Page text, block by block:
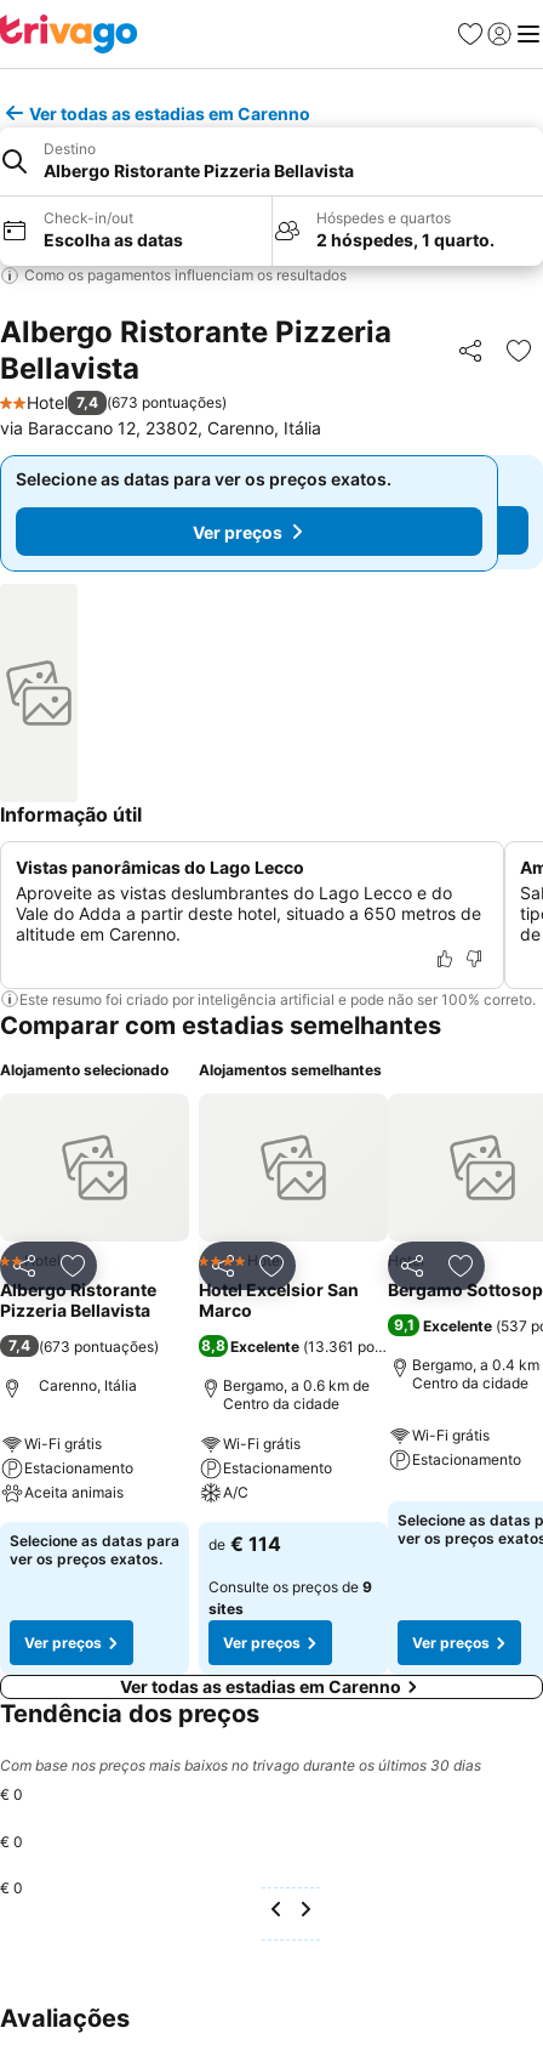
Favoritos
Iniciar
Ver todas as estadias em Carenno
Destino
Albergo Ristorante Pizzeria Bellavista
Check-in/out
Escolha as datas
Hóspedes e quartos
2 hóspedes, 1 quarto.
Como os pagamentos influenciam os resultados
Albergo Ristorante Pizzeria
Bellavista
Partilhar
2 Estrelas
Hotel 7,4 (673 pontuações)
via Baraccano 12, 23802, Carenno, Itália
Selecione as datas para ver os preços exatos.
Ver preços
Selecione as datas para ver os preços exatos.
Ver preços
Informação útil
Vistas panorâmicas do Lago Lecco
Aproveite as vistas deslumbrantes do Lago Lecco e do
Vale do Adda a partir deste hotel, situado a 650 metros de
altitude em Carenno.
Este resumo foi criado por inteligência artificial e pode não ser 100% correto.
Comparar com estadias semelhantes
Alojamento selecionado
PartilharAdicionar aos favoritos
2 Estrelas
Hotel
Albergo Ristorante
Pizzeria Bellavista
7,4 (673 pontuações)
Carenno, Itália
Wi-Fi grátis
Estacionamento
Aceita animais
Selecione as datas para
ver os preços exatos.
Ver preços
Alojamentos semelhantes
PartilharAdicionar aos favoritos
4 EstrelasHotel
Hotel Excelsior San
Marco
8,8 Excelente (13.361 pontuações
Bergamo, a 0.6 km de
Centro da cidade
Wi-Fi grátis
Estacionamento
A/C
de € 114
Consulte os preços de 9
sites
Ver preços
Partilhar
Hotel
Bergamo
9,1 Excelente (537
Bergamo, a 0.4 km
Centro da cidade
Wi-Fi grátis
Estacionamento
Selecione as datas
ver os preços
Ver preços
Ver todas as estadias em Carenno
Tendência dos preços
Com base nos preços mais baixos no trivago durante os últimos 30 dias
€ 0
€ 0
€ 0
Avaliações